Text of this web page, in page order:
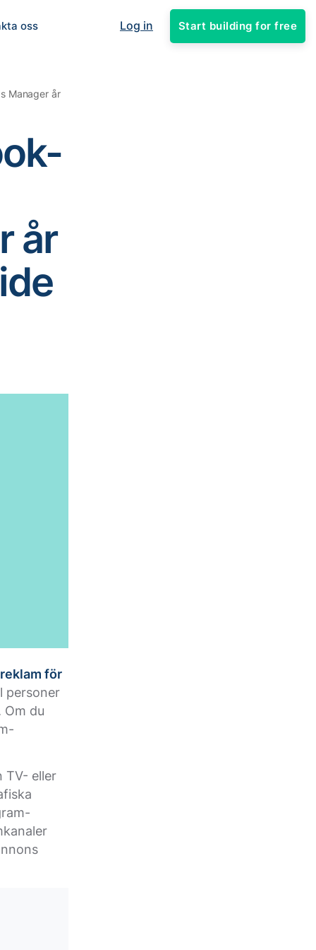
oss Log in Start building for free
Manager år
år
för
personer
Om du
TV- eller